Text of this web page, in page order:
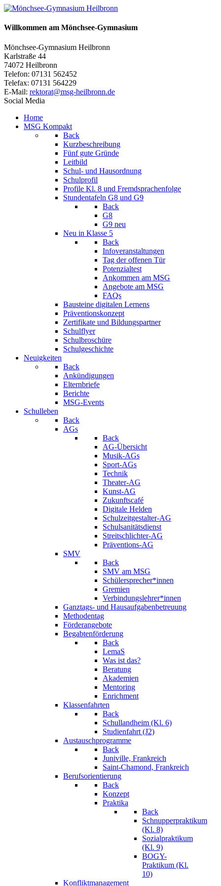
Willkommen am Mönchsee-Gymnasium
Mönchsee-Gymnasium Heilbronn
Karlstraße 44
74072 Heilbronn
Telefon: 07131 562452
Telefax: 07131 564229
E-Mail: rektorat@msg-heilbronn.de
Social Media
Home
MSG Kompakt
Back
Kurzbeschreibung
Fünf gute Gründe
Leitbild
Schul- und Hausordnung
Schulprofil
Profile Kl. 8 und Fremdsprachenfolge
Stundentafeln G8 und G9
Back
G8
G9 neu
Neu in Klasse 5
Back
Infoveranstaltungen
Tag der offenen Tür
Potenzialtest
Ankommen am MSG
Angebote am MSG
FAQs
Bausteine digitalen Lernens
Präventionskonzept
Zertifikate und Bildungspartner
Schulflyer
Schulbroschüre
Schulgeschichte
Neuigkeiten
Back
Ankündigungen
Elternbriefe
Berichte
MSG-Events
Schulleben
Back
AGs
Back
AG-Übersicht
Musik-AGs
Sport-AGs
Technik
Theater-AG
Kunst-AG
Zukunftscafé
Digitale Helden
Schulzeitgestalter-AG
Schulsanitätsdienst
Streitschlichter-AG
Präventions-AG
SMV
Back
SMV am MSG
Schülersprecher*innen
Gremien
Verbindungslehrer*innen
Ganztags- und Hausaufgabenbetreuung
Methodentag
Förderangebote
Begabtenförderung
Back
LemaS
Was ist das?
Beratung
Akademien
Mentoring
Enrichment
Klassenfahrten
Back
Schullandheim (Kl. 6)
Studienfahrt (J2)
Austauschprogramme
Back
Juniville, Frankreich
Saint-Chamond, Frankreich
Berufsorientierung
Back
Konzept
Praktika
Back
Schnupperpraktikum
(Kl. 8)
Sozialpraktikum
(Kl. 9)
BOGY-
Praktikum (Kl.
10)
Konfliktmanagement